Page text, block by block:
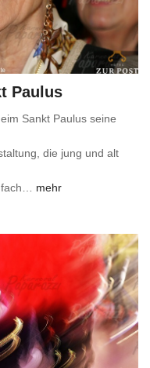
Paulus
Sankt Paulus seine
die jung und alt
mehr